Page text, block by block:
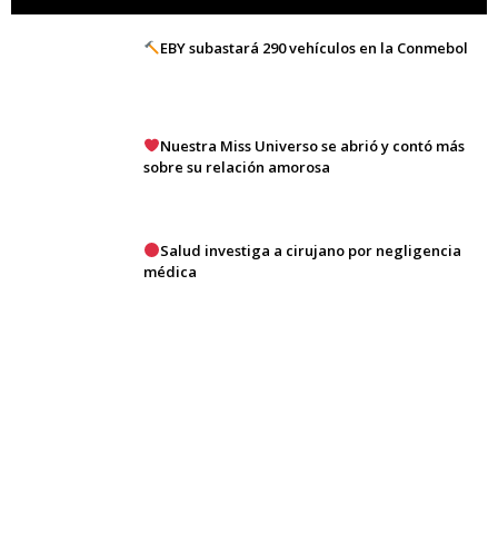
EBY subastará 290 vehículos en la Conmebol
Nuestra Miss Universo se abrió y contó más
sobre su relación amorosa
Salud investiga a cirujano por negligencia
médica